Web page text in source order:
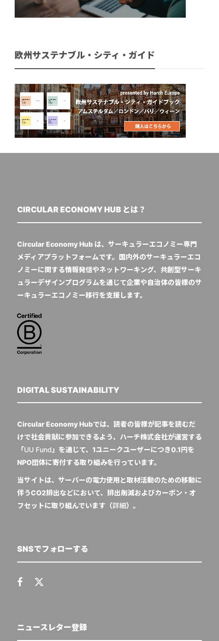
欧州サステナブル・シティ・ガイド
CIRCULAR ECONOMY HUB とは？
Circular Economy Hub は、サーキュラーエコノミー専門
メディアプラットフォームです。国内外のサーキュラーエコ
ノミーに関する情報発信やネットワーキング、共創型サーキ
ュラーデザインプログラムを通じて企業や自治体の皆様のサ
ーキュラーエコノミー移行を支援します。
DIGITAL SUSTAINABILITY
Circular Economy Hubでは、読者の皆様が記事を読むだ
けで社会貢献に参加できるよう、ハーチ株式会社が運営する
「UU Fund 」を通じて、1ユニークユーザーにつき0.1円を
NPO団体に寄付する取り組みを行っています。
当サイトは、サーバーの電力使用と取材活動のための移動に
伴うCO2排出などにおいて、排出削減およびカーボン・オ
フセットに取り組んでいます（詳細）。
SNSでフォローする
ニュースレター登録